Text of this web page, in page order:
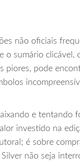
não oficiais
o sumário clicável,
piores, pode
e tentando
investido na
é sobre
não seja